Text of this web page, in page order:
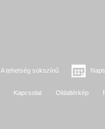
A tehetség sokszínű
Kapcsolat Oldaltérkép